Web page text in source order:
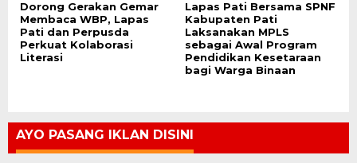
Dorong Gerakan Gemar
Membaca WBP, Lapas
Pati dan Perpusda
Perkuat Kolaborasi
Literasi
Lapas Pati Bersama SPNF
Kabupaten Pati
Laksanakan MPLS
sebagai Awal Program
Pendidikan Kesetaraan
bagi Warga Binaan
AYO PASANG IKLAN DISINI